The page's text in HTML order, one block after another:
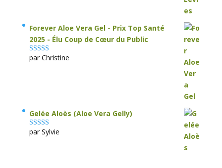
Forever Aloe Vera Gel - Prix Top Santé
2025 - Élu Coup de Cœur du Public
Note5sur 5
par Christine
Gelée Aloès (Aloe Vera Gelly)
Note5sur 5
par Sylvie